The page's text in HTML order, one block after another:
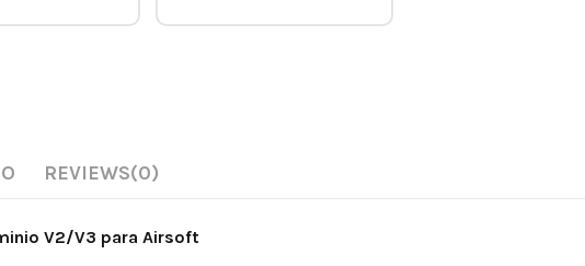
REVIEWS(0)
V2/V3 para Airsoft